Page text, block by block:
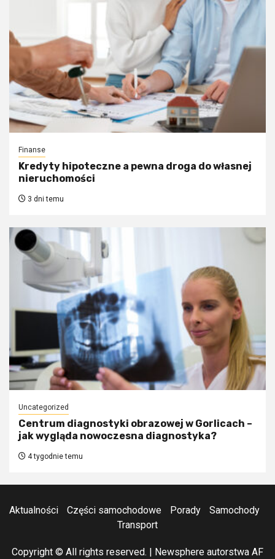
Finanse
Kredyty hipoteczne a pewna droga do własnej
nieruchomości
3 dni temu
Uncategorized
Centrum diagnostyki obrazowej w Gorlicach –
jak wygląda nowoczesna diagnostyka?
4 tygodnie temu
Aktualności Części samochodowe Porady
Samochody
Transport
Copyright © All rights reserved. | Newsphere autorstwa AF